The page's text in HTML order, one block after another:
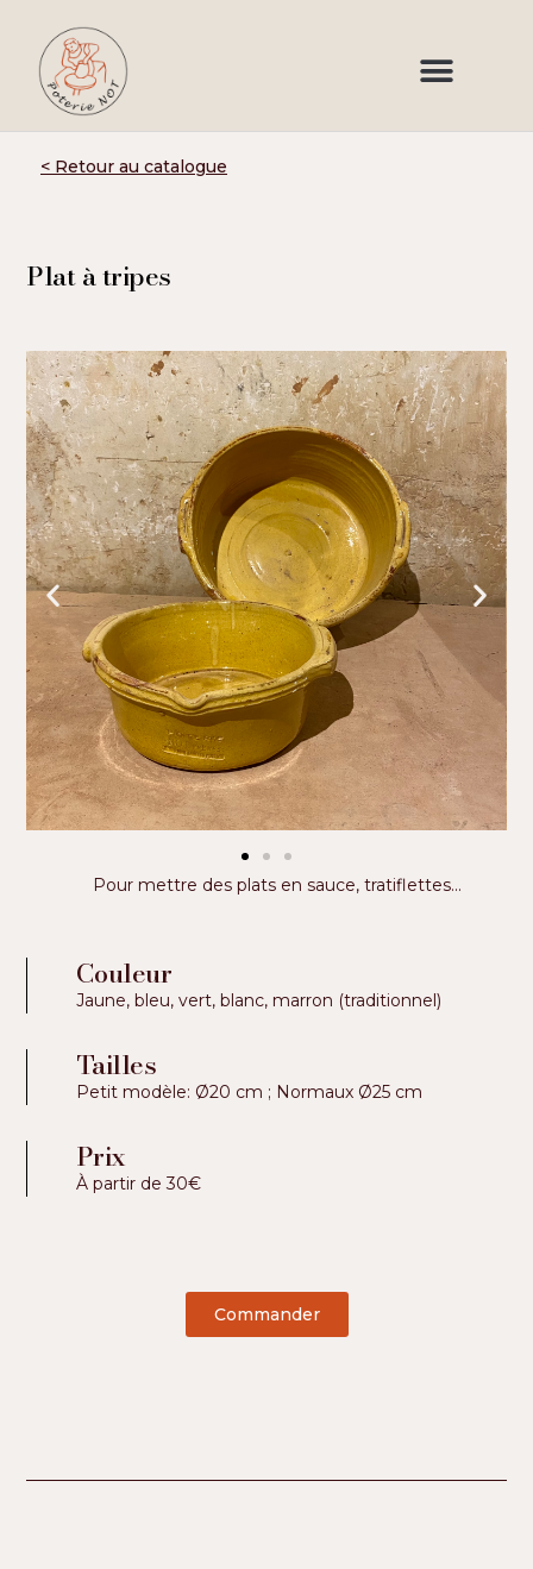
< Retour au catalogue
Plat à tripes
Pour mettre des plats en sauce, tratiflettes...
Couleur
Jaune, bleu, vert, blanc, marron (traditionnel)
Tailles
Petit modèle: Ø20 cm ; Normaux Ø25 cm
Prix
À partir de 30€
Commander